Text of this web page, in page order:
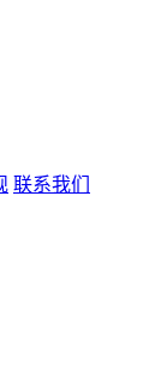
联系我们